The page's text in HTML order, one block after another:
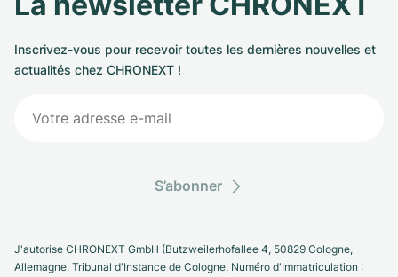
Inscrivez-vous pour recevoir toutes les dernières nouvelles et
actualités chez CHRONEXT !
S’abonner
J'autorise CHRONEXT GmbH (Butzweilerhofallee 4, 50829 Cologne,
Allemagne. Tribunal d'Instance de Cologne, Numéro d'Immatriculation :